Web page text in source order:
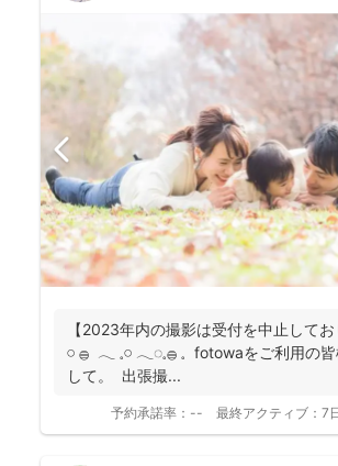
【2023年内の撮影は受付を中止して
𓏸 𓐍 𓂃 𓈒𓏸 𓂃◌𓈒𓐍 𓈒 fotowaをご利用の皆
して。 出張撮...
予約承諾率： -- 最終アクティブ： 7